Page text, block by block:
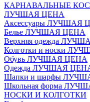
КАРНАВАЛЬНЫЕ
ЛУЧШАЯ ЦЕНА
Аксессуары ЛУЧШАЯ
Белье ЛУЧШАЯ ЦЕНА
Верхняя одежда
Колготки и носки
Обувь ЛУЧШАЯ ЦЕНА
Одежда ЛУЧШАЯ
Шапки и шарфы
Школьная форма
НОСКИ И КОЛГОТКИ